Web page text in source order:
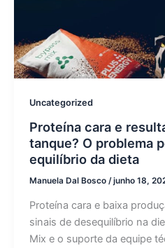
Uncategorized
Proteína cara e
tanque? O problema
equilíbrio da dieta
Manuela Dal Bosco /junho 18,
Proteína cara e baixa
sinais de desequilíbrio na
Mix e o suporte da equipe